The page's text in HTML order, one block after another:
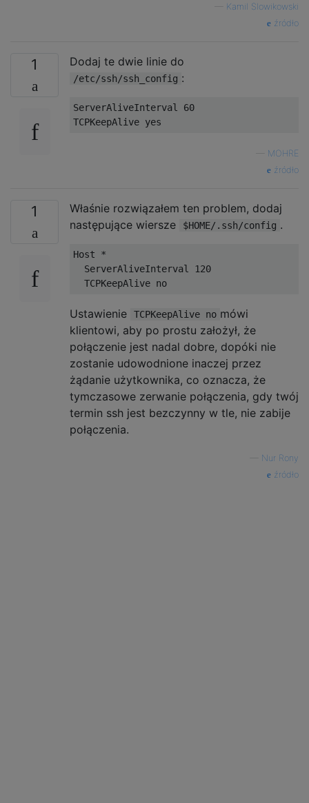
Kamil Slowikowski
źródło
1 Dodaj te dwie linie do
/etc/ssh/ssh_config :
ServerAliveInterval
60
TCPKeepAlive yes
MOHRE
źródło
1
Właśnie rozwiązałem ten problem, dodaj
następujące wiersze
$HOME/.ssh/config .
Host
*
ServerAliveInterval
120
TCPKeepAlive no
Ustawienie TCPKeepAlive no mówi
klientowi, aby po prostu założył, że
połączenie jest nadal dobre, dopóki nie
zostanie udowodnione inaczej przez
żądanie użytkownika, co oznacza, że ​​
tymczasowe zerwanie połączenia, gdy twój
termin ssh jest bezczynny w tle, nie zabije
połączenia.
Nur Rony
źródło